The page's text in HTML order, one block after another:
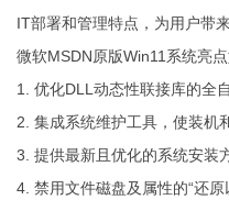
IT部署和管理特点，为用户带
微软MSDN原版Win11系统亮点
1. 优化DLL动态性联接库的全
2. 集成系统维护工具，使装机
3. 提供最新且优化的系统安装
4. 禁用文件磁盘及属性的“还原